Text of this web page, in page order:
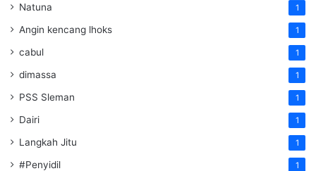
Natuna 1
Angin kencang lhoks 1
cabul 1
dimassa 1
PSS Sleman 1
Dairi 1
Langkah Jitu 1
#Penyidil 1